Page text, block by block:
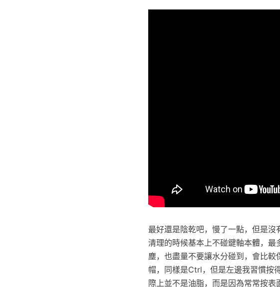
最好還是陰乾吧，慢了一點，但是
清理的時候基本上不碰鍵軸本體，
塵，也盡量不要讓水分碰到，會比
帽，同樣是Ctrl，但是左邊我習慣按
際上並不是油脂，而是因為常常按表